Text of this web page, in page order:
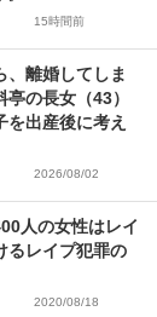
15時間前
、離婚してしま
の長女（43）
出産後に考え
2026/08/02
人の女性はレイ
レイプ犯罪の
2020/08/18